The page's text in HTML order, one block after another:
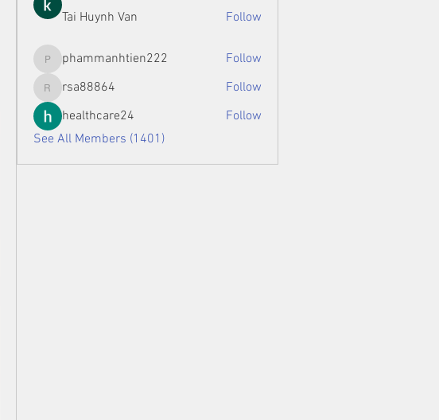
Tai Huynh Van Follow
phammanhtien222
phammanhtien222 Follow
rsa88864
rsa88864
Follow
healthcare24
Follow
See All Members (1401)